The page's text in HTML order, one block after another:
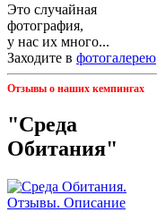
Это случайная
фотография,
у нас их много...
Заходите в фотогалерею
Отзывы о наших кемпингах
"Среда
Обитания"